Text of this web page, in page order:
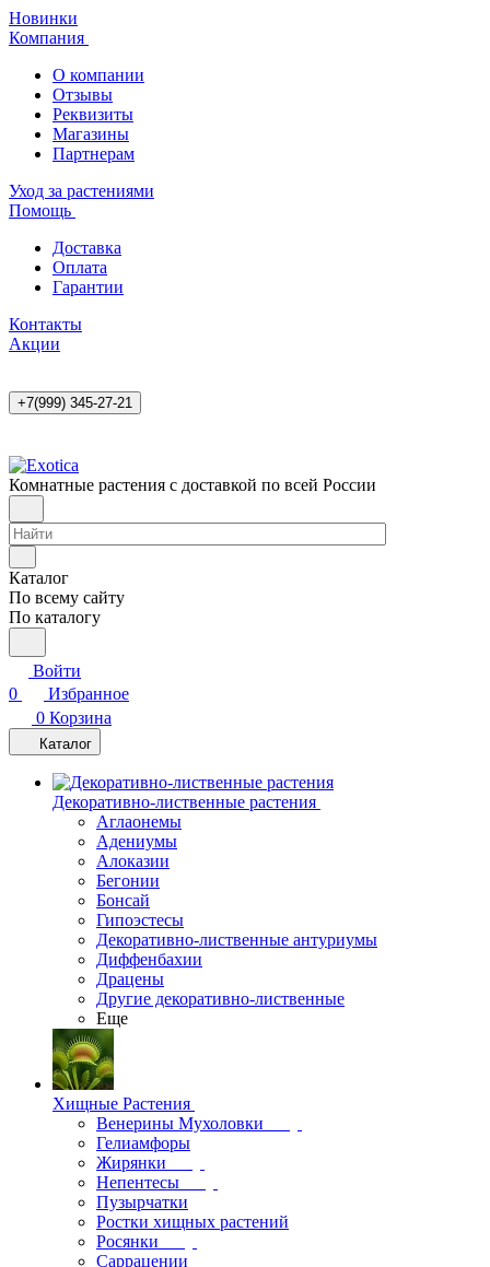
Новинки
Компания
О компании
Отзывы
Реквизиты
Магазины
Партнерам
Уход за растениями
Помощь
Доставка
Оплата
Гарантии
Контакты
Акции
+7(999) 345-27-21
Комнатные растения с доставкой по всей России
Каталог
По всему сайту
По каталогу
Войти
0
Избранное
0 Корзина
Каталог
Декоративно-лиственные растения
Аглаонемы
Адениумы
Алоказии
Бегонии
Бонсай
Гипоэстесы
Декоративно-лиственные антуриумы
Диффенбахии
Драцены
Другие декоративно-лиственные
Еще
Хищные Растения
Венерины Мухоловки
Гелиамфоры
Жирянки
Непентесы
Пузырчатки
Ростки хищных растений
Росянки
Саррацении